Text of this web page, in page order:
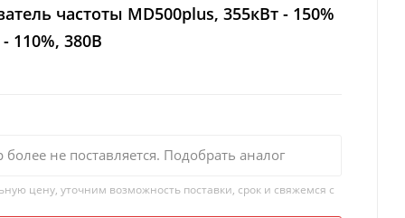
частоты MD500plus, 355кВт - 150%
110%, 380В
более не поставляется. Подобрать аналог
цену, уточним возможность поставки, срок и свяжемся с